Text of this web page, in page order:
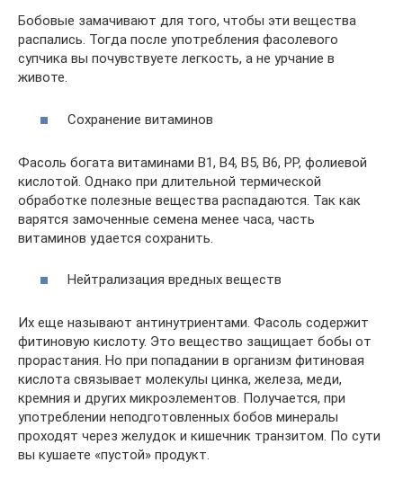
Бобовые замачивают для того, чтобы эти вещества
распались. Тогда после употребления фасолевого
супчика вы почувствуете легкость, а не урчание в
животе.
Сохранение витаминов
Фасоль богата витаминами В1, В4, В5, В6, РР, фолиевой
кислотой. Однако при длительной термической
обработке полезные вещества распадаются. Так как
варятся замоченные семена менее часа, часть
витаминов удается сохранить.
Нейтрализация вредных веществ
Их еще называют антинутриентами. Фасоль содержит
фитиновую кислоту. Это вещество защищает бобы от
прорастания. Но при попадании в организм фитиновая
кислота связывает молекулы цинка, железа, меди,
кремния и других микроэлементов. Получается, при
употреблении неподготовленных бобов минералы
проходят через желудок и кишечник транзитом. По сути
вы кушаете «пустой» продукт.